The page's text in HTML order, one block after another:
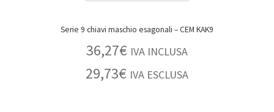
Serie 9 chiavi maschio esagonali – CEM KAK9
36,27€ IVA INCLUSA
29,73€ IVA ESCLUSA